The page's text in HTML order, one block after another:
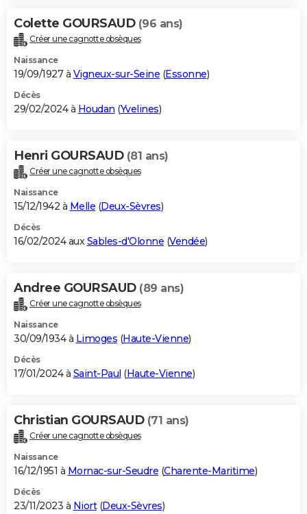
Colette GOURSAUD (96 ans)
Créer une cagnotte obsèques
Naissance
19/09/1927 à Vigneux-sur-Seine (Essonne)
Décès
29/02/2024 à Houdan (Yvelines)
Henri GOURSAUD (81 ans)
Créer une cagnotte obsèques
Naissance
15/12/1942 à Melle (Deux-Sèvres)
Décès
16/02/2024 auxSables-d'Olonne (Vendée)
Andree GOURSAUD (89 ans)
Créer une cagnotte obsèques
Naissance
30/09/1934 à Limoges (Haute-Vienne)
Décès
17/01/2024 à Saint-Paul (Haute-Vienne)
Christian GOURSAUD (71 ans)
Créer une cagnotte obsèques
Naissance
16/12/1951 à Mornac-sur-Seudre (Charente-Maritime)
Décès
23/11/2023 à Niort(Deux-Sèvres)